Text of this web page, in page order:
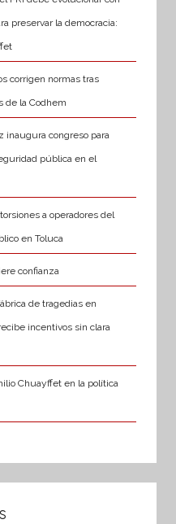
preservar la democracia:
corrigen normas tras
de la Codhem
inaugura congreso para
pública en el
a operadores del
en Toluca
confianza
de tragedias en
incentivos sin clara
Chuayffet en la política